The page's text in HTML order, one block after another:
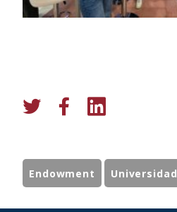
Endowment Universidad